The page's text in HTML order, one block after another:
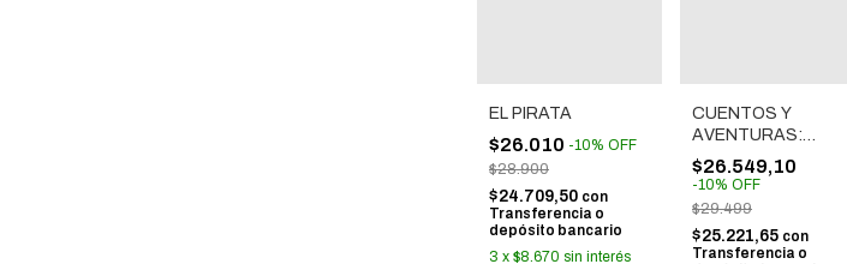
EL PIRATA
$26.010 -10% OFF
$28.900
$24.709,50 con
Transferencia o
depósito bancario
3 x $8.670 sin interés
CUENTOS Y
AVENTURAS:
SPIDERMAN
$26.549,10
-10% OFF
$29.499
$25.221,65 con
Transferencia o